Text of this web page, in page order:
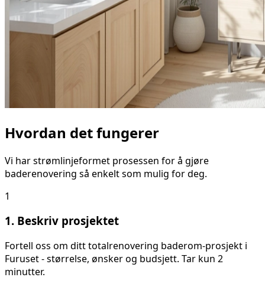
Hvordan det fungerer
Vi har strømlinjeformet prosessen for å gjøre
baderenovering så enkelt som mulig for deg.
1
1. Beskriv prosjektet
Fortell oss om ditttotalrenovering baderom-prosjekt i
Furuset- størrelse, ønsker og budsjett. Tar kun 2
minutter.